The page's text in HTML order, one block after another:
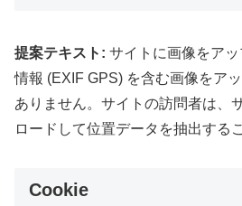
提案テキスト: サイトに画像をア
情報 (EXIF GPS) を含む画像をア
ありません。サイトの訪問者は、
ロードして位置データを抽出する
Cookie